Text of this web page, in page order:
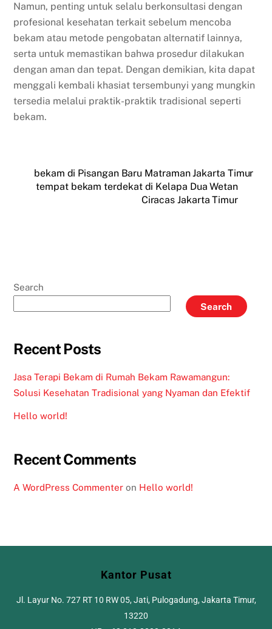
Namun, penting untuk selalu berkonsultasi dengan
profesional kesehatan terkait sebelum mencoba
bekam atau metode pengobatan alternatif lainnya,
serta untuk memastikan bahwa prosedur dilakukan
dengan aman dan tepat. Dengan demikian, kita dapat
menggali kembali khasiat tersembunyi yang mungkin
tersedia melalui praktik-praktik tradisional seperti
bekam.
bekam di Pisangan Baru Matraman Jakarta Timur
tempat bekam terdekat di Kelapa Dua Wetan
Ciracas Jakarta Timur
Search
Search
Recent Posts
Jasa Terapi Bekam di Rumah Bekam Rawamangun:
Solusi Kesehatan Tradisional yang Nyaman dan Efektif
Hello world!
Recent Comments
A WordPress Commenter on Hello world!
Kantor Pusat
Jl. Layur No. 727 RT 10 RW 05, Jati, Pulogadung, Jakarta Timur,
13220